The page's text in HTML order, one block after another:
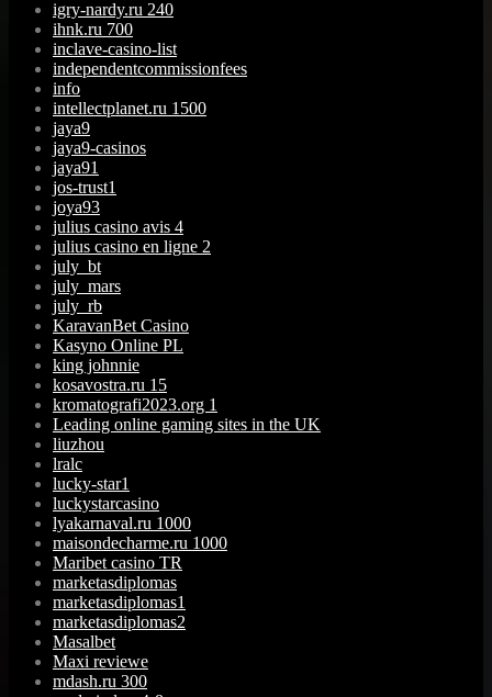
igry-nardy.ru 240
ihnk.ru 700
inclave-casino-list
independentcommissionfees
info
intellectplanet.ru 1500
jaya9
jaya9-casinos
jaya91
jos-trust1
joya93
julius casino avis 4
julius casino en ligne 2
july_bt
july_mars
july_rb
KaravanBet Casino
Kasyno Online PL
king johnnie
kosavostra.ru 15
kromatografi2023.org 1
Leading online gaming sites in the UK
liuzhou
lralc
lucky-star1
luckystarcasino
lyakarnaval.ru 1000
maisondecharme.ru 1000
Maribet casino TR
marketasdiplomas
marketasdiplomas1
marketasdiplomas2
Masalbet
Maxi reviewe
mdash.ru 300